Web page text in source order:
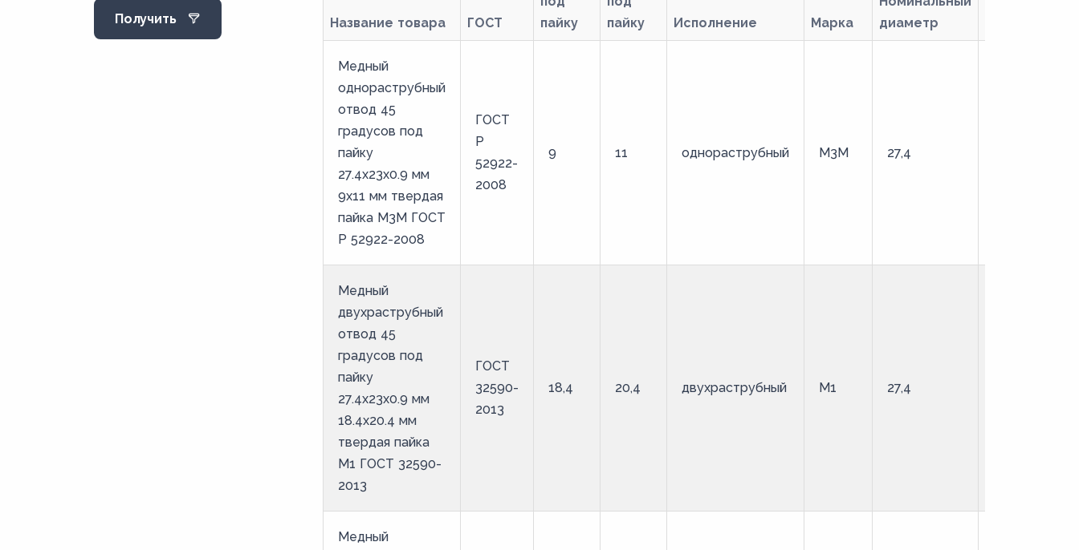
25
Получить Название товара ГОСТ
пайку
пайку
Исполнение Марка
диаметр
Медный
однораструбный
отвод 45
градусов под
пайку
27.4х23х0.9 мм
9х11 мм твердая
пайка М3М ГОСТ
Р 52922-2008
ГОСТ
Р
52922-
2008
9 11 однораструбный М3М 27,4
Медный
двухраструбный
отвод 45
градусов под
пайку
27.4х23х0.9 мм
18.4х20.4 мм
твердая пайка
М1 ГОСТ 32590-
2013
ГОСТ
32590-
2013
18,4 20,4 двухраструбный М1 27,4
Медный